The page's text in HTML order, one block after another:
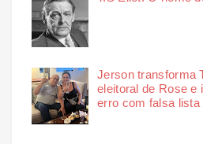
Jerson transforma
eleitoral de Rose e
erro com falsa lista